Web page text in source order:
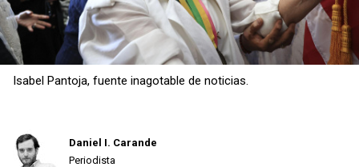
Isabel Pantoja, fuente inagotable de noticias.
Daniel I. Carande
Periodista